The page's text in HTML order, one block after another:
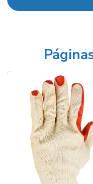
Faca desengrosso 600
Faca para picador de
Faca para plaina
Faca para plaina de
Faca plaina de mesa
Fita desdobro horizontal
Fornecedor de serra circular